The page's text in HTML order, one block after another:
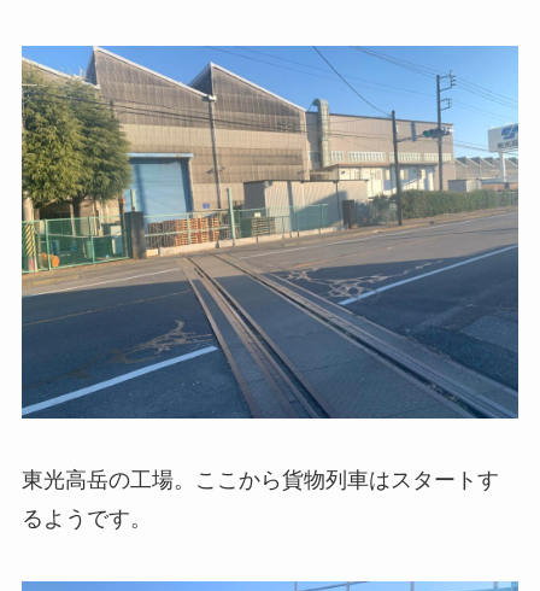
東光高岳の工場。ここから貨物列車はスタートす
るようです。